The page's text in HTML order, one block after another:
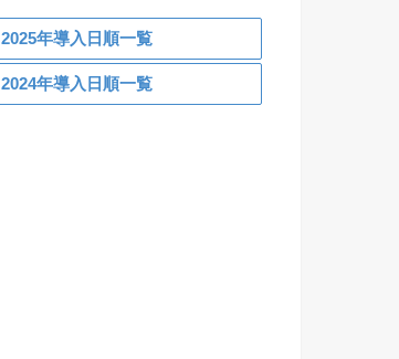
2025年導入日順一覧
2024年導入日順一覧